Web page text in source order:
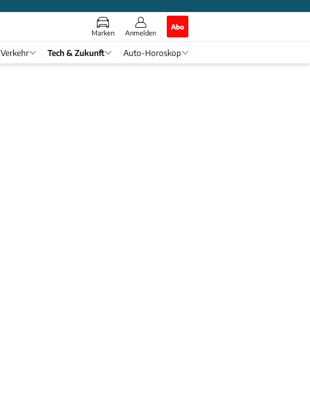
Marken Anmelden
Abo
Verkehr Tech & Zukunft Auto-Horoskop